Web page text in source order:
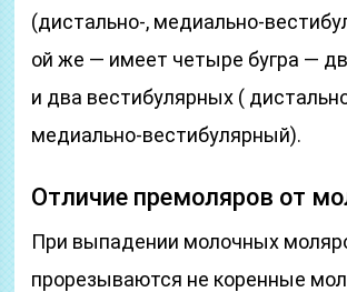
(дистально-, медиально-
ой же — имеет четыре бугра —
и два вестибулярных (
медиально-вестибулярный).
Отличие премоляров от
При выпадении молочных
прорезываются не коренные